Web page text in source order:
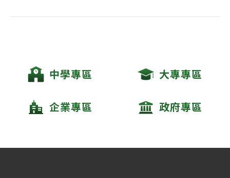
中學專區 大專專區
企業專區 政府專區